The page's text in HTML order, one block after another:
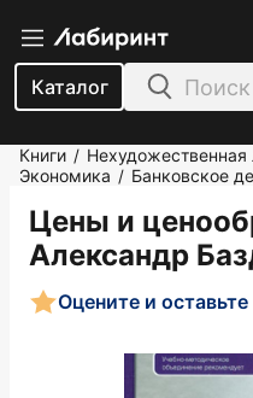
Каталог
Книги / Нехудожественная
Экономика / Банковское
Цены и
Александр
Оцените и